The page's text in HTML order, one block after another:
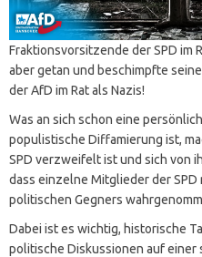
Fraktionsvorsitzende der SPD im
aber getan und beschimpfte
der AfD im Rat als Nazis!
Was an sich schon eine
populistische Diffamierung ist,
SPD verzweifelt ist und sich von
dass einzelne Mitglieder der
politischen Gegners
Dabei ist es wichtig, historische
politische Diskussionen auf einer